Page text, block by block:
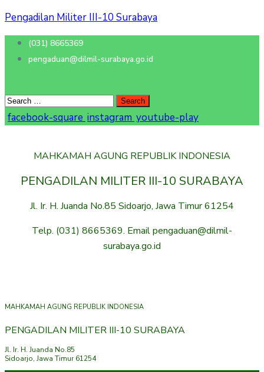
Pengadilan Militer III-10 Surabaya
(031) 8665369
pengaduan@dilmil-surabaya.go.id
facebook-square instagram youtube-play
MAHKAMAH AGUNG REPUBLIK INDONESIA
PENGADILAN MILITER III-10 SURABAYA
Jl. Ir. H. Juanda No.85 Sidoarjo, Jawa Timur 61254
Telp. (031) 8665369. Email pengaduan@dilmil-
surabaya.go.id
MAHKAMAH AGUNG REPUBLIK INDONESIA
PENGADILAN MILITER III-10 SURABAYA
Jl. Ir. H. Juanda No.85
Sidoarjo, Jawa Timur 61254